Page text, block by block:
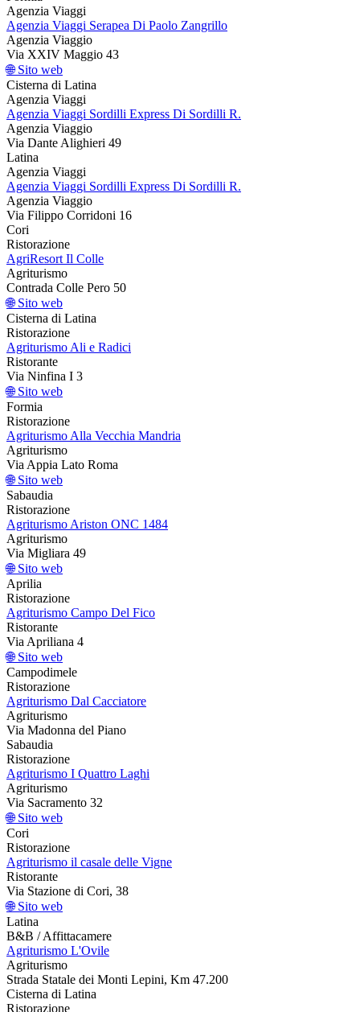
Agenzia Viaggi
Agenzia Viaggi Serapea Di Paolo Zangrillo
Agenzia Viaggio
Via XXIV Maggio 43
🌐 Sito web
Cisterna di Latina
Agenzia Viaggi
Agenzia Viaggi Sordilli Express Di Sordilli R.
Agenzia Viaggio
Via Dante Alighieri 49
Latina
Agenzia Viaggi
Agenzia Viaggi Sordilli Express Di Sordilli R.
Agenzia Viaggio
Via Filippo Corridoni 16
Cori
Ristorazione
AgriResort Il Colle
Agriturismo
Contrada Colle Pero 50
🌐 Sito web
Cisterna di Latina
Ristorazione
Agriturismo Ali e Radici
Ristorante
Via Ninfina I 3
🌐 Sito web
Formia
Ristorazione
Agriturismo Alla Vecchia Mandria
Agriturismo
Via Appia Lato Roma
🌐 Sito web
Sabaudia
Ristorazione
Agriturismo Ariston ONC 1484
Agriturismo
Via Migliara 49
🌐 Sito web
Aprilia
Ristorazione
Agriturismo Campo Del Fico
Ristorante
Via Apriliana 4
🌐 Sito web
Campodimele
Ristorazione
Agriturismo Dal Cacciatore
Agriturismo
Via Madonna del Piano
Sabaudia
Ristorazione
Agriturismo I Quattro Laghi
Agriturismo
Via Sacramento 32
🌐 Sito web
Cori
Ristorazione
Agriturismo il casale delle Vigne
Ristorante
Via Stazione di Cori, 38
🌐 Sito web
Latina
B&B / Affittacamere
Agriturismo L'Ovile
Agriturismo
Strada Statale dei Monti Lepini, Km 47.200
Cisterna di Latina
Ristorazione